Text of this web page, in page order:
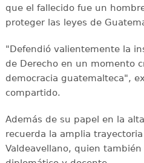
que el fallecido fue un
proteger las leyes de
"Defendió valientemente la
de Derecho en un momento
democracia guatemalteca",
compartido.
Además de su papel en la
recuerda la amplia
Valdeavellano, quien